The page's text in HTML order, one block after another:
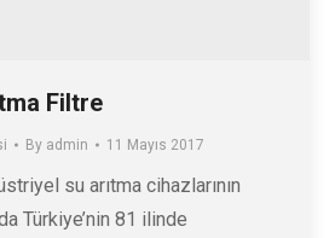
Filtre
By admin 11 Mayıs 2017
su arıtma cihazlarının
Türkiye’nin 81 ilinde